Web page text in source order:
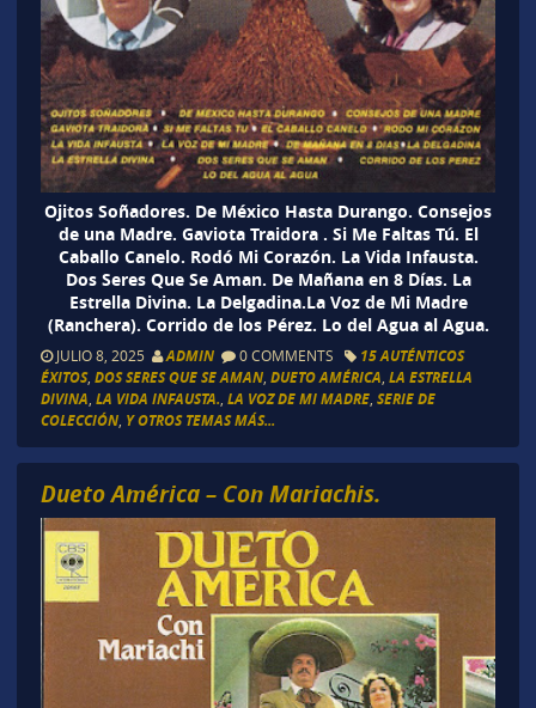
Ojitos Soñadores. De México Hasta Durango. Consejos
de una Madre. Gaviota Traidora . Si Me Faltas Tú. El
Caballo Canelo. Rodó Mi Corazón. La Vida Infausta.
Dos Seres Que Se Aman. De Mañana en 8 Días. La
Estrella Divina. La Delgadina.La Voz de Mi Madre
(Ranchera). Corrido de los Pérez. Lo del Agua al Agua.
JULIO 8, 2025 ADMIN 0 COMMENTS
15 AUTÉNTICOS
ÉXITOS, DOS SERES QUE SE AMAN, DUETO AMÉRICA LA ESTRELLA
DIVINA LA VIDA INFAUSTA. LA VOZ DE MI MADRE, SERIE DE
COLECCIÓN, Y OTROS TEMAS MÁS...
Dueto América – Con Mariachis.